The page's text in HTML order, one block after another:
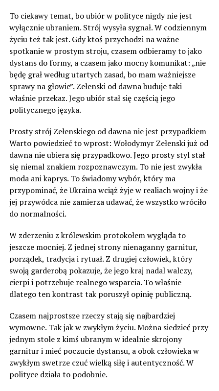
To ciekawy temat, bo ubiór w polityce nigdy nie jest
wyłącznie ubraniem. Strój wysyła sygnał. W codziennym
życiu też tak jest. Gdy ktoś przychodzi na ważne
spotkanie w prostym stroju, czasem odbieramy to jako
dystans do formy, a czasem jako mocny komunikat: „nie
będę grał według utartych zasad, bo mam ważniejsze
sprawy na głowie”. Zełenski od dawna buduje taki
właśnie przekaz. Jego ubiór stał się częścią jego
politycznego języka.
Prosty strój Zełenskiego od dawna nie jest przypadkiem
Warto powiedzieć to wprost: Wołodymyr Zełenski już od
dawna nie ubiera się przypadkowo. Jego prosty styl stał
się niemal znakiem rozpoznawczym. To nie jest zwykła
moda ani kaprys. To świadomy wybór, który ma
przypominać, że Ukraina wciąż żyje w realiach wojny i że
jej przywódca nie zamierza udawać, że wszystko wróciło
do normalności.
W zderzeniu z królewskim protokołem wygląda to
jeszcze mocniej. Z jednej strony nienaganny garnitur,
porządek, tradycja i rytuał. Z drugiej człowiek, który
swoją garderobą pokazuje, że jego kraj nadal walczy,
cierpi i potrzebuje realnego wsparcia. To właśnie
dlatego ten kontrast tak poruszył opinię publiczną.
Czasem najprostsze rzeczy stają się najbardziej
wymowne. Tak jak w zwykłym życiu. Można siedzieć przy
jednym stole z kimś ubranym w idealnie skrojony
garnitur i mieć poczucie dystansu, a obok człowieka w
zwykłym swetrze czuć wielką siłę i autentyczność. W
polityce działa to podobnie.